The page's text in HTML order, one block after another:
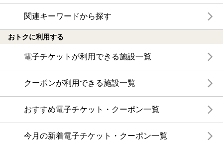
関連キーワードから探す
おトクに利用する
電子チケットが利用できる施設一覧
クーポンが利用できる施設一覧
おすすめ電子チケット・クーポン一覧
今月の新着電子チケット・クーポン一覧